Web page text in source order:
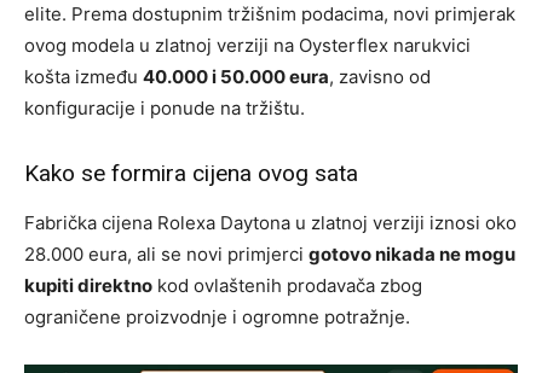
elite. Prema dostupnim tržišnim podacima, novi primjerak
ovog modela u zlatnoj verziji na Oysterflex narukvici
košta između 40.000 i 50.000 eura, zavisno od
konfiguracije i ponude na tržištu.
Kako se formira cijena ovog sata
Fabrička cijena Rolexa Daytona u zlatnoj verziji iznosi oko
28.000 eura, ali se novi primjerci gotovo nikada ne mogu
kupiti direktno kod ovlaštenih prodavača zbog
ograničene proizvodnje i ogromne potražnje.